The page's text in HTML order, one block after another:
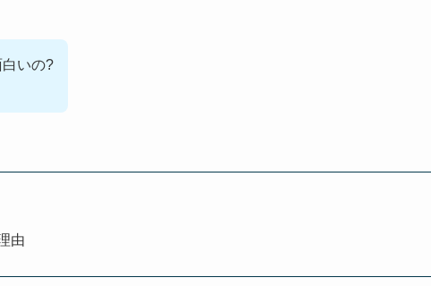
いの?
由